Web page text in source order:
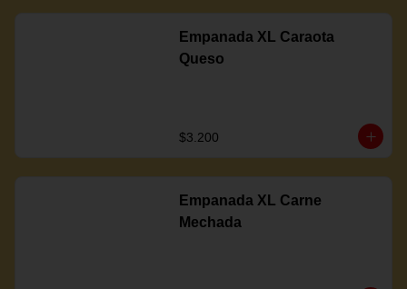
Empanada XL Caraota
Queso
$3.200
Empanada XL Carne
Mechada